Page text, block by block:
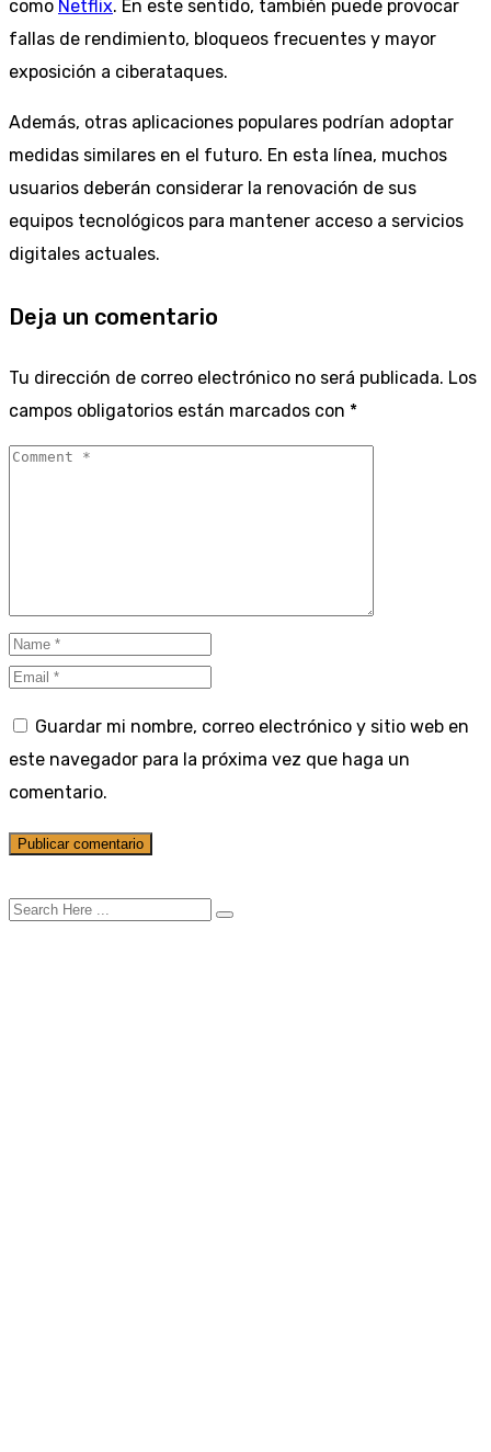
como Netflix. En este sentido, también puede provocar
fallas de rendimiento, bloqueos frecuentes y mayor
exposición a ciberataques.
Además, otras aplicaciones populares podrían adoptar
medidas similares en el futuro. En esta línea, muchos
usuarios deberán considerar la renovación de sus
equipos tecnológicos para mantener acceso a servicios
digitales actuales.
Deja un comentario
Tu dirección de correo electrónico no será publicada. Los
campos obligatorios están marcados con *
Guardar mi nombre, correo electrónico y sitio web en
este navegador para la próxima vez que haga un
comentario.